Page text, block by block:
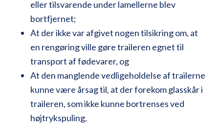
eller tilsvarende under lamellerne blev
bortfjernet;
At der ikke var afgivet nogen tilsikring om, at
en rengøring ville gøre traileren egnet til
transport af fødevarer, og
At den manglende vedligeholdelse af trailerne
kunne være årsag til, at der forekom glasskår i
traileren, som ikke kunne bortrenses ved
højtrykspuling.